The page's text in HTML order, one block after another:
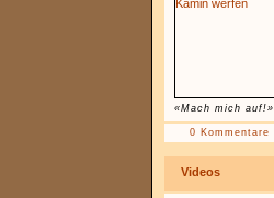
«Mach mich auf!»
0 Kommentare
Videos